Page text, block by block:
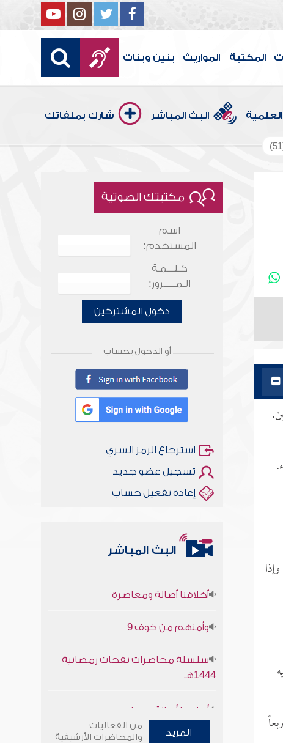
المكتبة المواريث بنين وبنات
البث المباشر شارك بملفاتك
مكتبتك الصوتية
اسم
المستخدم:
كـلـــمـة
الـمـــــرور:
دخول المشتركين
أو الدخول بحساب
استرجاع الرمز السري
تسجيل عضو جديد
إعادة تفعيل حساب
البث المباشر
1444هـ
وأمنهم من خوف 9
المزيد
من الفعاليات
والمحاضرات الأرشيفية